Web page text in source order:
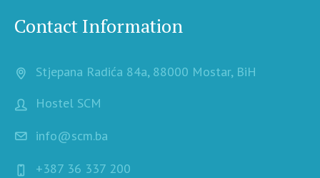
Contact Information
Stjepana Radića 84a, 88000 Mostar, BiH
Hostel SCM
info@scm.ba
+387 36 337 200